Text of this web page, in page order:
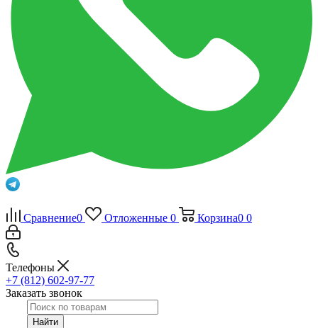
Сравнение0 Отложенные 0 Корзина0 0
Телефоны
+7 (812) 602-97-77
Заказать звонок
Найти